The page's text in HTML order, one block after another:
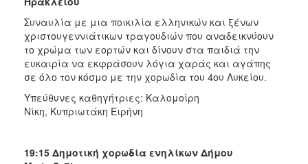
Συναυλία με μια ποικιλία ελληνικών και ξένων
χριστουγεννιάτικων τραγουδιών που αναδεικνύουν
το χρώμα των εορτών και δίνουν στα παιδιά την
ευκαιρία να εκφράσουν λόγια χαράς και αγάπης
σε όλο τον κόσμο με την χορωδία του 4ου Λυκείου.
Υπεύθυνες καθηγήτριες: Καλομοίρη
Νίκη, Κυπριωτάκη Ειρήνη
19:15 Δημοτική χορωδία ενηλίκων Δήμου